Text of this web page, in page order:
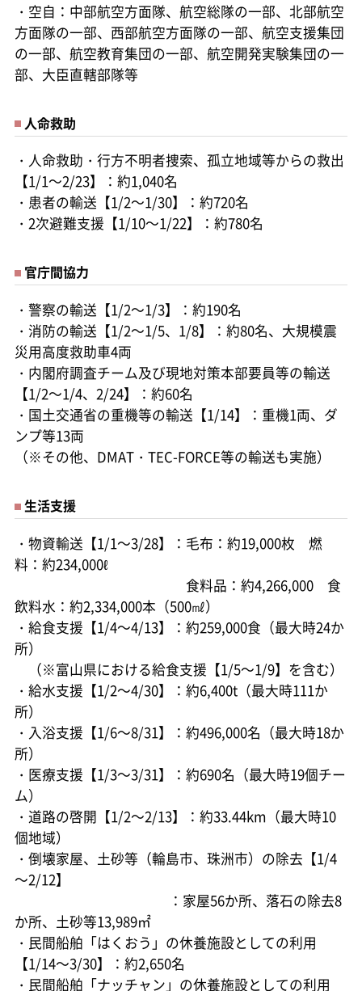
・空自：中部航空方面隊、航空総隊の一部、北部航空
方面隊の一部、西部航空方面隊の一部、航空支援集団
の一部、航空教育集団の一部、航空開発実験集団の一
部、大臣直轄部隊等
人命救助
・人命救助・行方不明者捜索、孤立地域等からの救出
【1/1～2/23】：約1,040名
・患者の輸送【1/2～1/30】：約720名
・2次避難支援【1/10～1/22】：約780名
官庁間協力
・警察の輸送【1/2～1/3】：約190名
・消防の輸送【1/2～1/5、1/8】：約80名、大規模震
災用高度救助車4両
・内閣府調査チーム及び現地対策本部要員等の輸送
【1/2～1/4、2/24】：約60名
・国土交通省の重機等の輸送【1/14】：重機1両、ダ
ンプ等13両
（※その他、DMAT・TEC-FORCE等の輸送も実施）
生活支援
・物資輸送【1/1～3/28】：毛布：約19,000枚 燃
料：約234,000ℓ
食料品：約4,266,000 食
飲料水：約2,334,000本（500㎖）
・給食支援【1/4～4/13】：約259,000食（最大時24か
所）
（※富山県における給食支援【1/5～1/9】を含む）
・給水支援【1/2～4/30】：約6,400t（最大時111か
所）
・入浴支援【1/6～8/31】：約496,000名（最大時18か
所）
・医療支援【1/3～3/31】：約690名（最大時19個チー
ム）
・道路の啓開【1/2～2/13】：約33.44km（最大時10
個地域）
・倒壊家屋、土砂等（輪島市、珠洲市）の除去【1/4
～2/12】
：家屋56か所、落石の除去8
か所、土砂等13,989㎡
・民間船舶「はくおう」の休養施設としての利用
【1/14～3/30】：約2,650名
・民間船舶「ナッチャン」の休養施設としての利用